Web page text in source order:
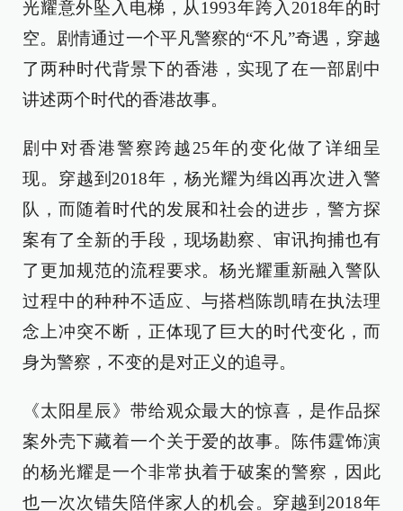
光耀意外坠入电梯，从1993年跨入2018年的时
空。剧情通过一个平凡警察的“不凡”奇遇，穿越
了两种时代背景下的香港，实现了在一部剧中
讲述两个时代的香港故事。
剧中对香港警察跨越25年的变化做了详细呈
现。穿越到2018年，杨光耀为缉凶再次进入警
队，而随着时代的发展和社会的进步，警方探
案有了全新的手段，现场勘察、审讯拘捕也有
了更加规范的流程要求。杨光耀重新融入警队
过程中的种种不适应、与搭档陈凯晴在执法理
念上冲突不断，正体现了巨大的时代变化，而
身为警察，不变的是对正义的追寻。
《太阳星辰》带给观众最大的惊喜，是作品探
案外壳下藏着一个关于爱的故事。陈伟霆饰演
的杨光耀是一个非常执着于破案的警察，因此
也一次次错失陪伴家人的机会。穿越到2018年